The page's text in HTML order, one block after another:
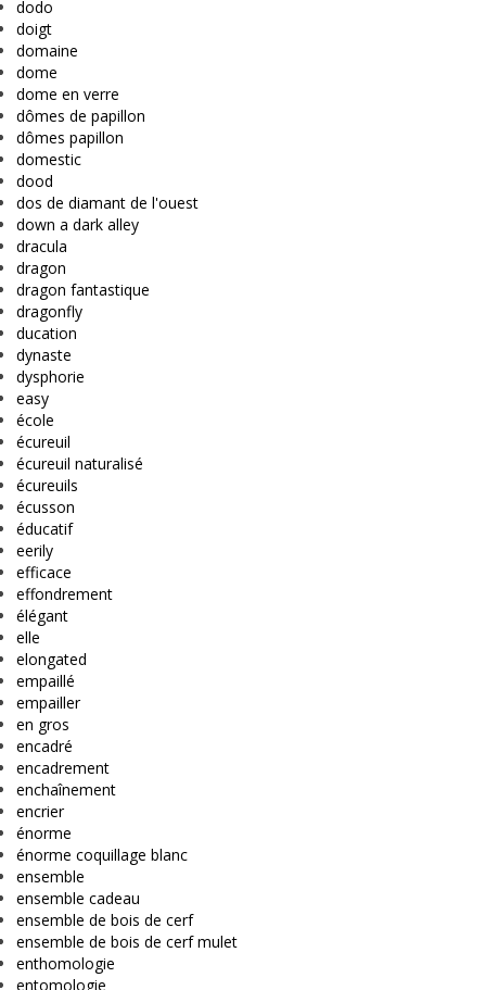
dodo
doigt
domaine
dome
dome en verre
dômes de papillon
dômes papillon
domestic
dood
dos de diamant de l'ouest
down a dark alley
dracula
dragon
dragon fantastique
dragonfly
ducation
dynaste
dysphorie
easy
école
écureuil
écureuil naturalisé
écureuils
écusson
éducatif
eerily
efficace
effondrement
élégant
elle
elongated
empaillé
empailler
en gros
encadré
encadrement
enchaînement
encrier
énorme
énorme coquillage blanc
ensemble
ensemble cadeau
ensemble de bois de cerf
ensemble de bois de cerf mulet
enthomologie
entomologie